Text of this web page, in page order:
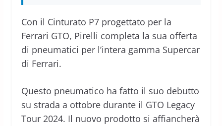
Con il Cinturato P7 progettato per la
Ferrari GTO, Pirelli completa la sua offerta
di pneumatici per l’intera gamma Supercar
di Ferrari.
Questo pneumatico ha fatto il suo debutto
su strada a ottobre durante il GTO Legacy
Tour 2024. Il nuovo prodotto si affiancherà